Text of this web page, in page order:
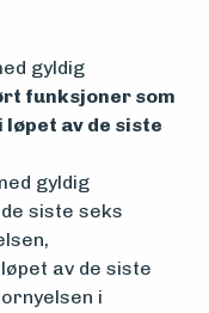
gyldig
funksjoner som
av de siste
gyldig
siste seks
av de siste
i